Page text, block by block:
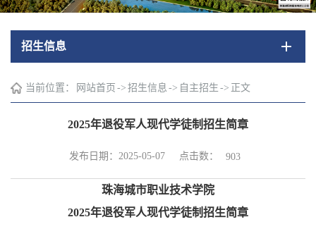
招生信息
当前位置： 网站首页 -> 招生信息 -> 自主招生 -> 正文
2025年退役军人现代学徒制招生简章
发布日期：2025-05-07 点击数： 903
珠海城市职业技术学院
2025年退役军人现代学徒制招生简章